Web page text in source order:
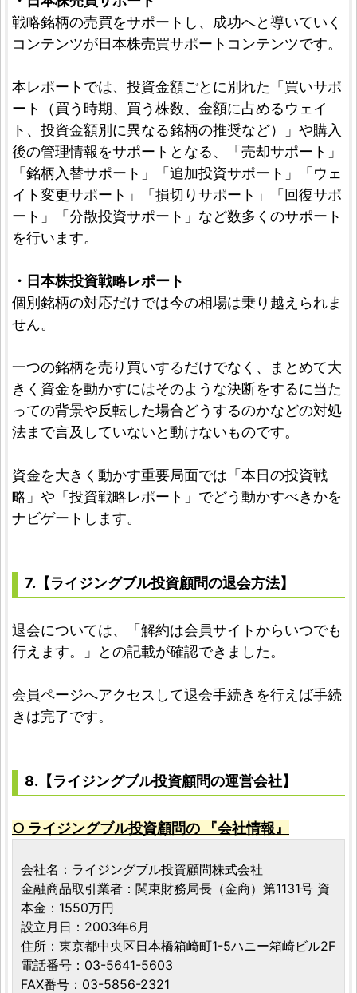
戦略銘柄の売買をサポートし、成功へと導いていく
コンテンツが日本株売買サポートコンテンツです。
本レポートでは、投資金額ごとに別れた「買いサポ
ート（買う時期、買う株数、金額に占めるウェイ
ト、投資金額別に異なる銘柄の推奨など）」や購入
後の管理情報をサポートとなる、「売却サポート」
「銘柄入替サポート」「追加投資サポート」「ウェ
イト変更サポート」「損切りサポート」「回復サポ
ート」「分散投資サポート」など数多くのサポート
を行います。
・日本株投資戦略レポート
個別銘柄の対応だけでは今の相場は乗り越えられま
せん。
一つの銘柄を売り買いするだけでなく、まとめて大
きく資金を動かすにはそのような決断をするに当た
っての背景や反転した場合どうするのかなどの対処
法まで言及していないと動けないものです。
資金を大きく動かす重要局面では「本日の投資戦
略」や「投資戦略レポート」でどう動かすべきかを
ナビゲートします。
7.【ライジングブル投資顧問の退会方法】
退会については、「解約は会員サイトからいつでも
行えます。」との記載が確認できました。
会員ページへアクセスして退会手続きを行えば手続
きは完了です。
8.【ライジングブル投資顧問の運営会社】
○ ライジングブル投資顧問の 『会社情報』
会社名：ライジングブル投資顧問株式会社
金融商品取引業者：関東財務局長（金商）第1131号 資
本金：1550万円
設立月日：2003年6月
住所：東京都中央区日本橋箱崎町1-5ハニー箱崎ビル2F
電話番号：03-5641-5603
FAX番号：03-5856-2321